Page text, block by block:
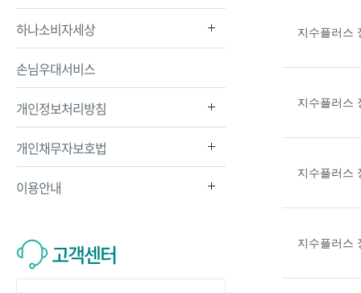
하나소비자세상
손님우대서비스
개인정보처리방침
개인채무자보호법
이용안내
고객센터
지수플러스
지수플러스
지수플러스